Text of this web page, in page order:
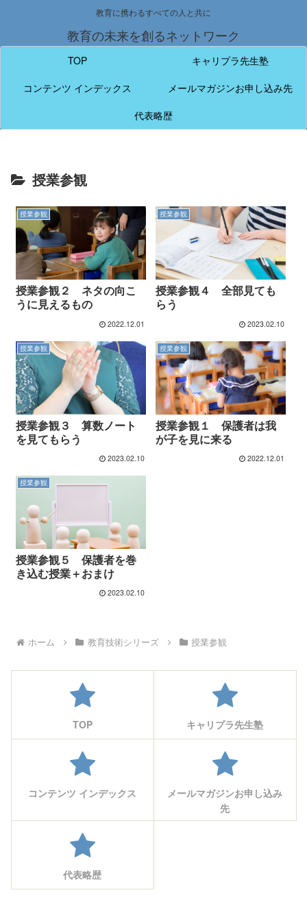
教育に携わるすべての人と共に
教育の未来を創るネットワーク
TOP
キャリプラ先生塾
コンテンツ インデックス
メールマガジンお申し込み先
代表略歴
授業参観
授業参観
授業参観２ ネタの向こ
うに見えるもの
2022.12.01
授業参観
授業参観４ 全部見ても
らう
2023.02.10
授業参観
授業参観３ 算数ノート
を見てもらう
2023.02.10
授業参観
授業参観１ 保護者は我
が子を見に来る
2022.12.01
授業参観
授業参観５ 保護者を巻
き込む授業＋おまけ
2023.02.10
ホーム 教育技術シリーズ 授業参観
TOP キャリプラ先生塾
コンテンツ インデックス
メールマガジンお申し込み
先
代表略歴